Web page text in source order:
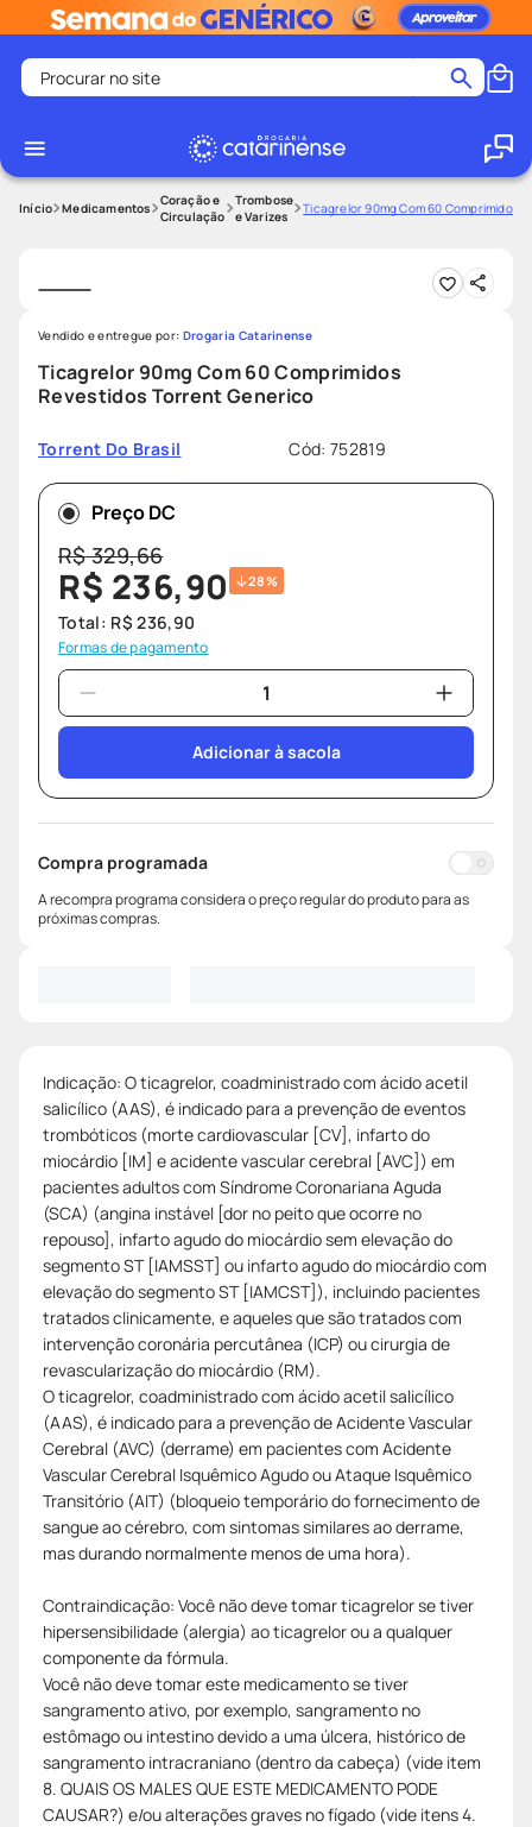
Procurar no site
1
2 º
medley
7º
protetor solar
10
º teste gravidez
Medicamentos
Coração e
Circulação
Trombose
e Varizes
Ticagrelor 90mg Com 60 Comprimidos
Ticagrelor 90mg Com 60 Comprimidos
Revestidos Torrent Generico
Torrent Do Brasil Cód:752819
Vendido e entregue por: Drogaria Catarinense
Preço DC
R$329,66
R$ 236,90 28%
Total: R$ 236,90
Formas de pagamento
Adicionar à sacola
Compra programada
A recompra programa considera o preço regular do produto para as
próximas compras.
Indicação: O ticagrelor, coadministrado com ácido acetil
salicílico (AAS), é indicado para a prevenção de eventos
trombóticos (morte cardiovascular [CV], infarto do
miocárdio [IM] e acidente vascular cerebral [AVC]) em
pacientes adultos com Síndrome Coronariana Aguda
(SCA) (angina instável [dor no peito que ocorre no
repouso], infarto agudo do miocárdio sem elevação do
segmento ST [IAMSST] ou infarto agudo do miocárdio com
elevação do segmento ST [IAMCST]), incluindo pacientes
tratados clinicamente, e aqueles que são tratados com
intervenção coronária percutânea (ICP) ou cirurgia de
revascularização do miocárdio (RM).
O ticagrelor, coadministrado com ácido acetil salicílico
(AAS), é indicado para a prevenção de Acidente Vascular
Cerebral (AVC) (derrame) em pacientes com Acidente
Vascular Cerebral Isquêmico Agudo ou Ataque Isquêmico
Transitório (AIT) (bloqueio temporário do fornecimento de
sangue ao cérebro, com sintomas similares ao derrame,
mas durando normalmente menos de uma hora).
Contraindicação: Você não deve tomar ticagrelor se tiver
hipersensibilidade (alergia) ao ticagrelor ou a qualquer
componente da fórmula.
Você não deve tomar este medicamento se tiver
sangramento ativo, por exemplo, sangramento no
estômago ou intestino devido a uma úlcera, histórico de
sangramento intracraniano (dentro da cabeça) (vide item
8. QUAIS OS MALES QUE ESTE MEDICAMENTO PODE
CAUSAR?) e/ou alterações graves no fígado (vide itens 4.